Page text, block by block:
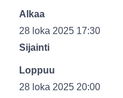
Alkaa
28 loka 2025 17:30
Sijainti
Loppuu
28 loka 2025 20:00